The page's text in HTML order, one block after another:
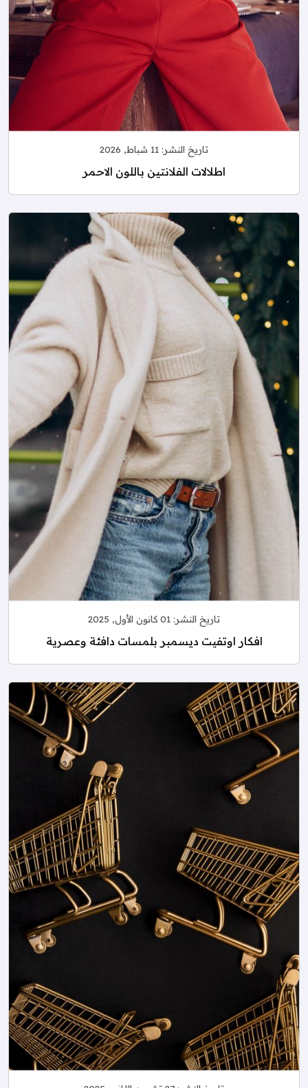
تاريخ النشر: 11 شباط, 2026
اطلالات الفلانتين باللون الاحمر
تاريخ النشر: 01 كانون الأول, 2025
افكار اوتفيت ديسمبر بلمسات دافئة وعصرية